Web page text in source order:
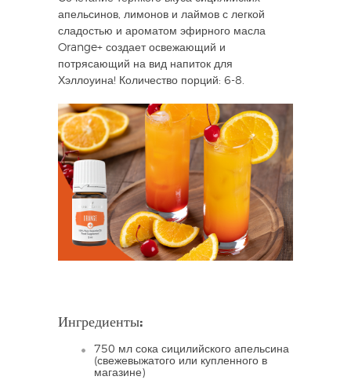
апельсинов, лимонов и лаймов с легкой
сладостью и ароматом эфирного масла
Orange+ создает освежающий и
потрясающий на вид напиток для
Хэллоуина! Количество порций: 6-8.
Ингредиенты:
750 мл сока сицилийского апельсина
(свежевыжатого или купленного в
магазине)